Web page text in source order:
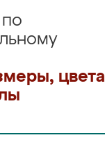
цвета